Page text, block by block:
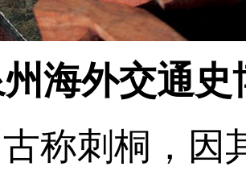
海外交通
称刺桐，因